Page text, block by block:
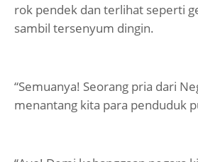
rok pendek dan terlihat seperti
sambil tersenyum dingin.
“Semuanya! Seorang pria dari
menantang kita para penduduk